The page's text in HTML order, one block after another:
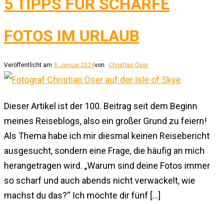
5 TIPPS FÜR SCHARFE
FOTOS IM URLAUB
Veröffentlicht am 9. Januar 2024von Christian Öser
Dieser Artikel ist der 100. Beitrag seit dem Beginn
meines Reiseblogs, also ein großer Grund zu feiern!
Als Thema habe ich mir diesmal keinen Reisebericht
ausgesucht, sondern eine Frage, die häufig an mich
herangetragen wird. „Warum sind deine Fotos immer
so scharf und auch abends nicht verwackelt, wie
machst du das?“ Ich möchte dir fünf […]